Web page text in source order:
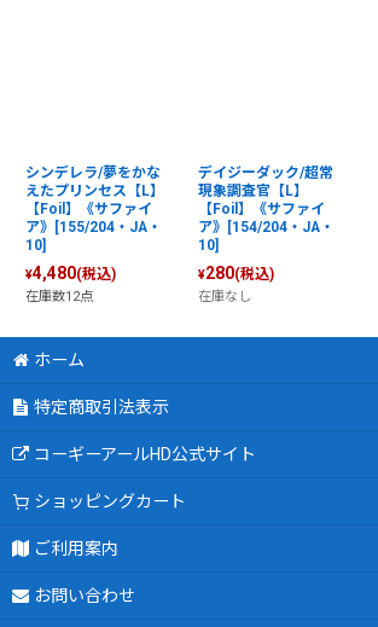
シンデレラ/夢をかな
えたプリンセス【L】
【Foil】《サファイ
ア》[155/204・JA・
10]
¥4,480(税込)
在庫数12点
デイジーダック/超常
現象調査官【L】
【Foil】《サファイ
ア》[154/204・JA・
10]
¥280(税込)
在庫なし
ホーム
特定商取引法表示
コーギーアールHD公式サイト
ショッピングカート
ご利用案内
お問い合わせ